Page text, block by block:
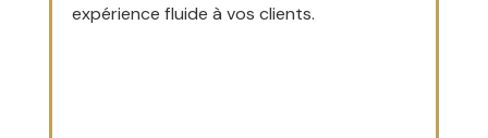
expérience fluide à vos clients.